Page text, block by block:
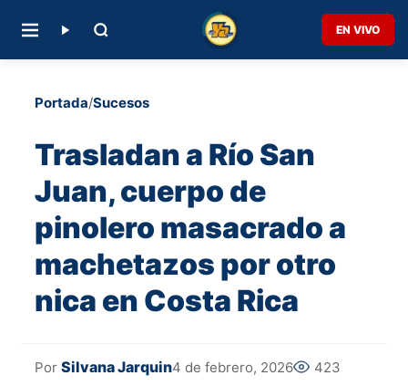
EN VIVO
Portada/Sucesos
Trasladan a Río San
Juan, cuerpo de
pinolero masacrado a
machetazos por otro
nica en Costa Rica
Por Silvana Jarquin4 de febrero, 2026 423